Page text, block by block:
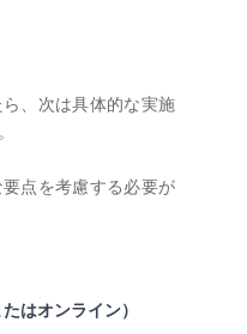
、次は具体的な実施
点を考慮する必要が
はオンライン）